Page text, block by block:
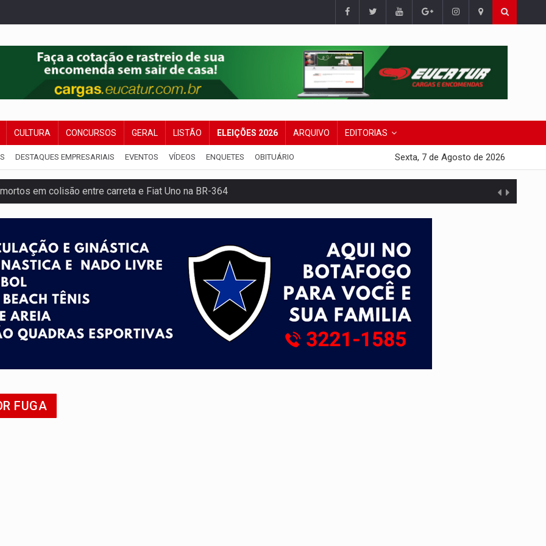
CULTURA CONCURSOS GERAL LISTÃO ELEIÇÕES 2026 ARQUIVO EDITORIAS
DESTAQUES EMPRESARIAIS EVENTOS VÍDEOS ENQUETES OBITUÁRIO Sexta, 7 de Agosto de 2026
em colisão entre carreta e Fiat Uno na BR-364
da legislação sobre transporte de cargas por empresa
sexual infantil na internet e via IA
nuclear, defesa e ciência em Brasília
quatro mortos e um em estado grave na BR
nacional com participação de Marcela Bonfim
isoladas nesta sexta-feira (7)
armas de facção é preso com revólveres e espingardas
FUGA